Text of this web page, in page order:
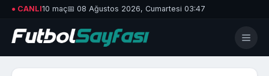
● CANLI10 maç📅 08 Ağustos 2026, Cumartesi 03:47